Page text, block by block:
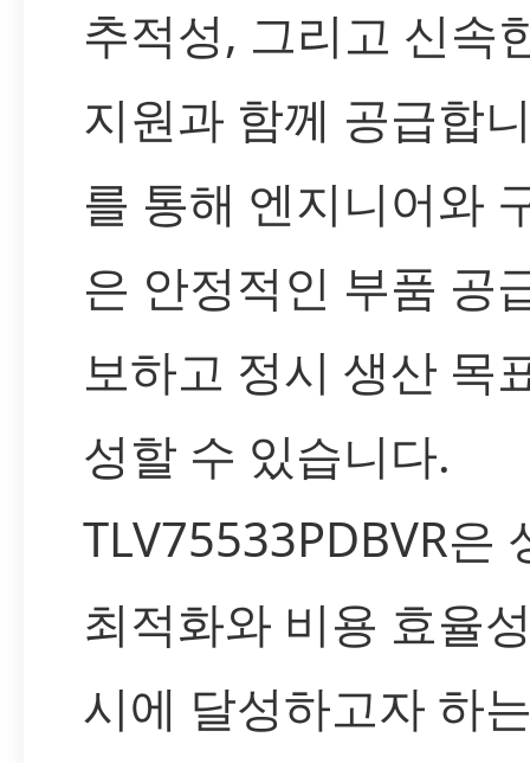
추적성, 그리고 신속
지원과 함께 공급합
를 통해 엔지니어와
은 안정적인 부품 공
보하고 정시 생산 목
성할 수 있습니다.
TLV75533PDBVR은
최적화와 비용 효율
시에 달성하고자 하